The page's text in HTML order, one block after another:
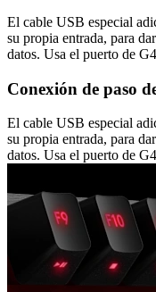
El cable USB especial
su propia entrada, para
datos. Usa el puerto de
Conexión de paso
El cable USB especial
su propia entrada, para
datos. Usa el puerto de